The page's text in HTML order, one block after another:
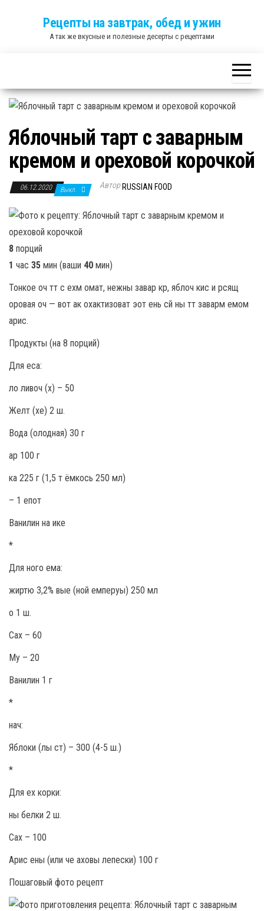
Рецепты на завтрак, обед и ужин
А так же вкусные и полезные десерты с рецептами
Яблочный тарт с заварным
кремом и ореховой корочкой
06.12.2020 Выкл. Автор RUSSIAN FOOD
8 порций
1 час 35 мин (ваши 40 мин)
Тонкое оч тт с ехм омат, нежны завар кр, яблоч кис и рсящ
оровая оч — вот ак охактизоват эот ень сй ны тт заварм емом
арис.
Продукты (на 8 порций)
Для еса:
ло ливоч (х) – 50
Желт (хе) 2 ш.
Вода (олодная) 30 г
ар 100 г
ка 225 г (1,5 т ёмкось 250 мл)
– 1 епот
Ванилин на ике
*
Для ного ема:
жиртю 3,2% вые (ной емперуы) 250 мл
о 1 ш.
Сах – 60
Му – 20
Ванилин 1 г
*
нач:
Яблоки (лы ст) – 300 (4-5 ш.)
*
Для ех корки:
ны белки 2 ш.
Сах – 100
Арис ены (или че аховы лепески) 100 г
Пошаговый фото рецепт